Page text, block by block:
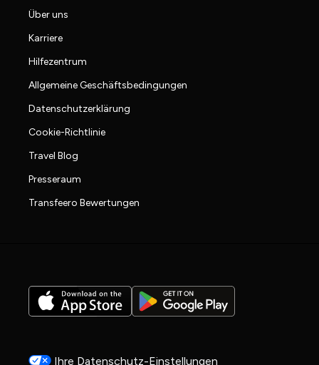
Über uns
Karriere
Hilfezentrum
Allgemeine Geschäftsbedingungen
Datenschutzerklärung
Cookie-Richtlinie
Travel Blog
Presseraum
Transfeero Bewertungen
Ihre Datenschutz-Einstellungen